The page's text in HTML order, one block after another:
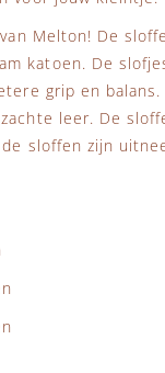
Melton! De
katoen. De
grip en
leer. De
sloffen zijn